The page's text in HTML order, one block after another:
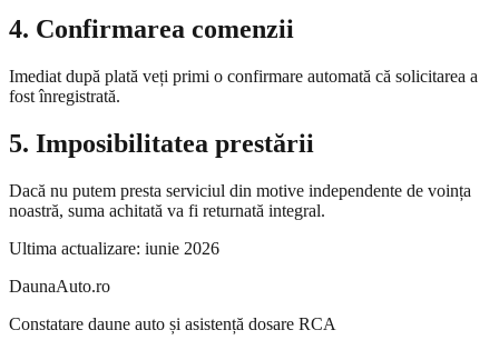
4. Confirmarea comenzii
Imediat după plată veți primi o confirmare automată că solicitarea a
fost înregistrată.
5. Imposibilitatea prestării
Dacă nu putem presta serviciul din motive independente de voința
noastră, suma achitată va fi returnată integral.
Ultima actualizare: iunie 2026
DaunaAuto.ro
Constatare daune auto și asistență dosare RCA